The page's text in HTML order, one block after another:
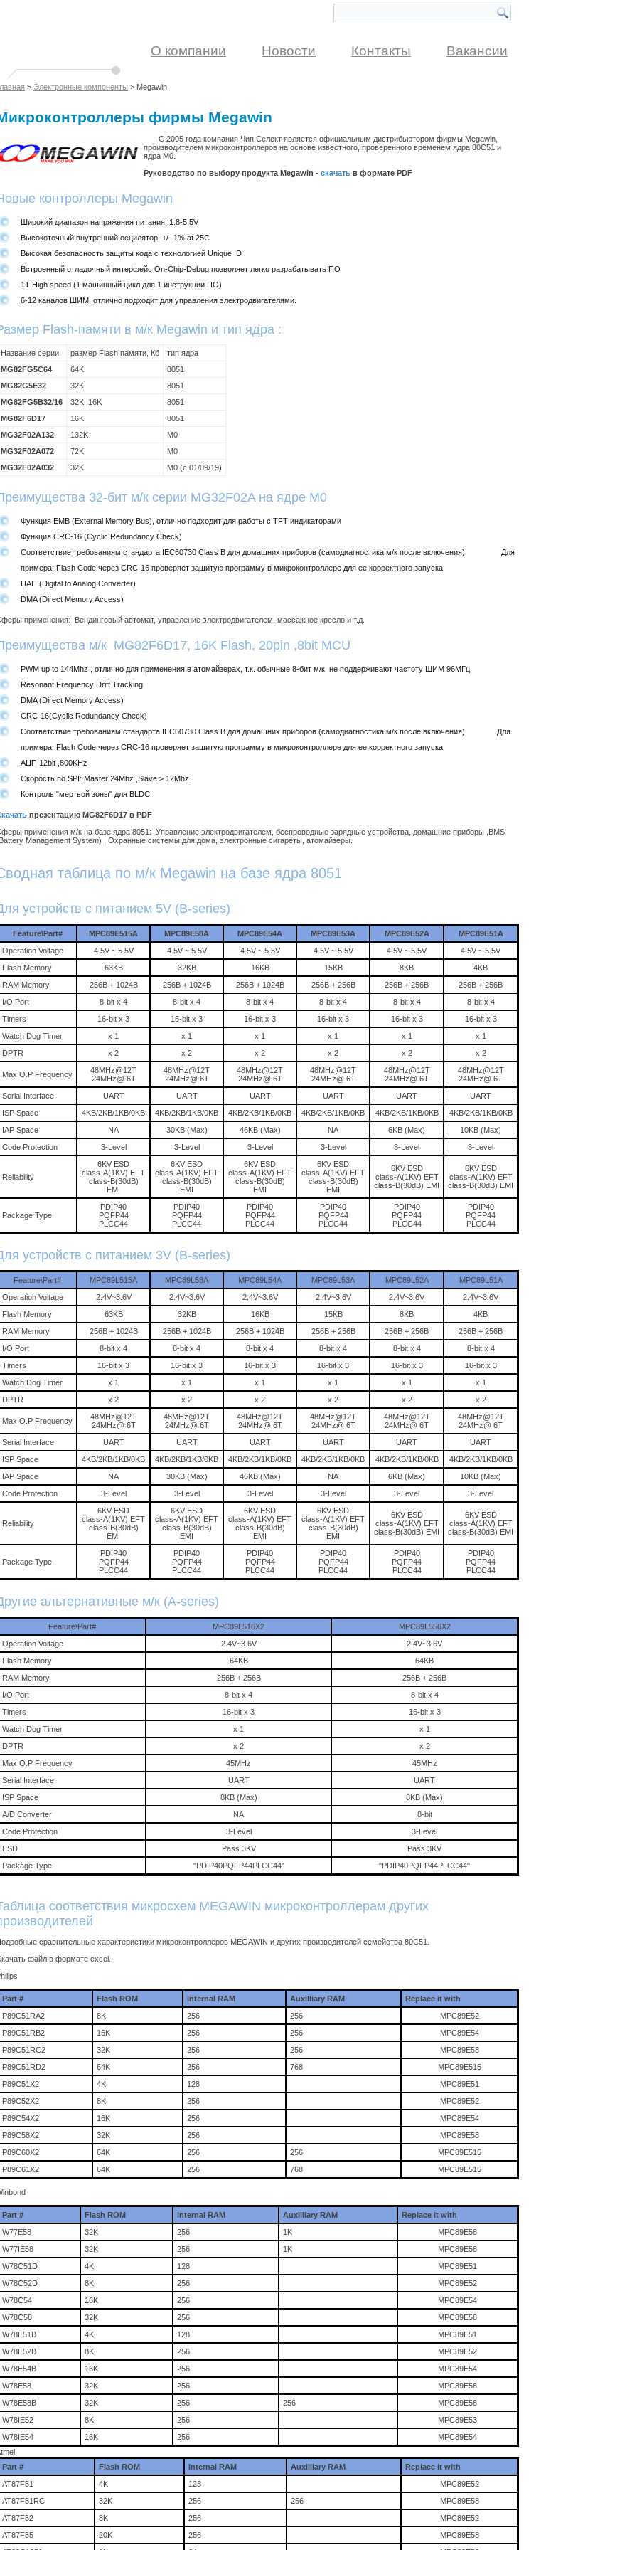
О компании Новости Контакты Вакансии
> Электронные компоненты > Megawin
фирмы Megawin
С 2005 года компания Чип Селект является официальным дистрибьютором фирмы Megawin,
производителем микроконтроллеров на основе известного, проверенного временем ядра 80С51 и
ядра M0.
Руководство по выбору продукта Megawin - скачать в формате PDF
контроллеры Megawin
Широкий диапазон напряжения питания :1.8-5.5V
Высокоточный внутренний осцилятор: +/- 1% at 25C
Высокая безопасность защиты кода с технологией Unique ID
Встроенный отладочный интерфейс On-Chip-Debug позволяет легко разрабатывать ПО
1T High speed (1 машинный цикл для 1 инструкции ПО)
6-12 каналов ШИМ, отлично подходит для управления электродвигателями.
Flash-памяти в м/к Megawin и тип ядра :
Название серии размер Flash памяти, Кб
тип ядра
MG82FG5C64
64K
8051
MG82G5E32
32K
8051
MG82FG5B32/16
32K ,16K
8051
MG82F6D17
16K
8051
MG32F02A132
132K
M0
MG32F02A072
72K
M0
MG32F02A032
32K M0 (с 01/09/19)
32-бит м/к серии MG32F02A на ядре M0
Функция EMB (External Memory Bus), отлично подходит для работы с TFT индикаторами
Функция CRC-16 (Cyclic Redundancy Check)
Соответствие требованиям стандарта IEC60730 Class B для домашних приборов (самодиагностика м/к после включения). Для
примера: Flash Code через CRC-16 проверяет зашитую программу в микроконтроллере для ее корректного запуска
ЦАП (Digital to Analog Converter)
DMA (Direct Memory Access)
применения: Вендинговый автомат, управление электродвигателем, массажное кресло и т.д.
м/к MG82F6D17, 16K Flash, 20pin ,8bit MCU
PWM up to 144Mhz , отлично для применения в атомайзерах, т.к. обычные 8-бит м/к не поддерживают частоту ШИМ 96МГц
Resonant Frequency Drift Tracking
DMA (Direct Memory Access)
CRC-16(Cyclic Redundancy Check)
Соответствие требованиям стандарта IEC60730 Class B для домашних приборов (самодиагностика м/к после включения). Для
примера: Flash Code через CRC-16 проверяет зашитую программу в микроконтроллере для ее корректного запуска
АЦП 12bit ,800KHz
Скорость по SPI: Master 24Mhz ,Slave > 12Mhz
Контроль "мертвой зоны" для BLDC
презентацию MG82F6D17 в PDF
применения м/к на базе ядра 8051: Управление электродвигателем, беспроводные зарядные устройства, домашние приборы ,BMS
Management System) , Охранные системы для дома, электронные сигареты, атомайзеры.
таблица по м/к Megawin на базе ядра 8051
устройств с питанием 5V (B-series)
Feature\Part# MPC89E515A MPC89E58A MPC89E54A MPC89E53A MPC89E52A
MPC89E51A
Operation Voltage
4.5V ~ 5.5V 4.5V ~ 5.5V 4.5V ~ 5.5V 4.5V ~ 5.5V 4.5V ~ 5.5V
4.5V ~ 5.5V
Flash Memory
63KB 32KB 16KB 15KB 8KB
4KB
RAM Memory
256B + 1024B 256B + 1024B 256B + 1024B 256B + 256B 256B + 256B
256B + 256B
I/O Port
8-bit x 4 8-bit x 4 8-bit x 4 8-bit x 4 8-bit x 4
8-bit x 4
Timers
16-bit x 3 16-bit x 3 16-bit x 3 16-bit x 3 16-bit x 3
16-bit x 3
Watch Dog Timer
x 1 x 1 x 1 x 1 x 1
x 1
DPTR
x 2 x 2 x 2 x 2 x 2 x 2
Max O.P Frequency
48MHz@12T
24MHz@ 6T
48MHz@12T
24MHz@ 6T
48MHz@12T
24MHz@ 6T
48MHz@12T
24MHz@ 6T
48MHz@12T
24MHz@ 6T
48MHz@12T
24MHz@ 6T
Serial Interface
UART UART UART UART UART
UART
ISP Space
4KB/2KB/1KB/0KB 4KB/2KB/1KB/0KB 4KB/2KB/1KB/0KB 4KB/2KB/1KB/0KB 4KB/2KB/1KB/0KB
4KB/2KB/1KB/0KB
IAP Space
NA 30KB (Max) 46KB (Max) NA 6KB (Max)
10KB (Max)
Code Protection
3-Level 3-Level 3-Level 3-Level 3-Level 3-Level
Reliability
6KV ESD
class-A(1KV) EFT
class-B(30dB)
EMI
6KV ESD
class-A(1KV) EFT
class-B(30dB)
EMI
6KV ESD
class-A(1KV) EFT
class-B(30dB)
EMI
6KV ESD
class-A(1KV) EFT
class-B(30dB)
EMI
6KV ESD
class-A(1KV) EFT
class-B(30dB) EMI
6KV ESD
class-A(1KV) EFT
class-B(30dB) EMI
Package Type
PDIP40
PQFP44
PLCC44
PDIP40
PQFP44
PLCC44
PDIP40
PQFP44
PLCC44
PDIP40
PQFP44
PLCC44
PDIP40
PQFP44
PLCC44
PDIP40
PQFP44
PLCC44
устройств с питанием 3V (B-series)
Feature\Part# MPC89L515A MPC89L58A MPC89L54A MPC89L53A MPC89L52A
MPC89L51A
Operation Voltage
2.4V~3.6V 2.4V~3.6V 2.4V~3.6V 2.4V~3.6V 2.4V~3.6V
2.4V~3.6V
Flash Memory
63KB 32KB 16KB 15KB 8KB
4KB
RAM Memory
256B + 1024B 256B + 1024B 256B + 1024B 256B + 256B 256B + 256B
256B + 256B
I/O Port
8-bit x 4 8-bit x 4 8-bit x 4 8-bit x 4 8-bit x 4
8-bit x 4
Timers
16-bit x 3 16-bit x 3 16-bit x 3 16-bit x 3 16-bit x 3
16-bit x 3
Watch Dog Timer
x 1 x 1 x 1 x 1 x 1
x 1
DPTR
x 2 x 2 x 2 x 2 x 2 x 2
Max O.P Frequency
48MHz@12T
24MHz@ 6T
48MHz@12T
24MHz@ 6T
48MHz@12T
24MHz@ 6T
48MHz@12T
24MHz@ 6T
48MHz@12T
24MHz@ 6T
48MHz@12T
24MHz@ 6T
Serial Interface
UART UART UART UART UART
UART
ISP Space
4KB/2KB/1KB/0KB 4KB/2KB/1KB/0KB 4KB/2KB/1KB/0KB 4KB/2KB/1KB/0KB 4KB/2KB/1KB/0KB
4KB/2KB/1KB/0KB
IAP Space
NA 30KB (Max) 46KB (Max) NA 6KB (Max)
10KB (Max)
Code Protection
3-Level 3-Level 3-Level 3-Level 3-Level 3-Level
Reliability
6KV ESD
class-A(1KV) EFT
class-B(30dB)
EMI
6KV ESD
class-A(1KV) EFT
class-B(30dB)
EMI
6KV ESD
class-A(1KV) EFT
class-B(30dB)
EMI
6KV ESD
class-A(1KV) EFT
class-B(30dB)
EMI
6KV ESD
class-A(1KV) EFT
class-B(30dB) EMI
6KV ESD
class-A(1KV) EFT
class-B(30dB) EMI
Package Type
PDIP40
PQFP44
PLCC44
PDIP40
PQFP44
PLCC44
PDIP40
PQFP44
PLCC44
PDIP40
PQFP44
PLCC44
PDIP40
PQFP44
PLCC44
PDIP40
PQFP44
PLCC44
альтернативные м/к (A-series)
Feature\Part# MPC89L516X2
MPC89L556X2
Operation Voltage
2.4V~3.6V
2.4V~3.6V
Flash Memory
64KB
64KB
RAM Memory
256B + 256B
256B + 256B
I/O Port
8-bit x 4
8-bit x 4
Timers
16-bit x 3
16-bit x 3
Watch Dog Timer
x 1
x 1
DPTR
x 2
x 2
Max O.P Frequency
45MHz
45MHz
Serial Interface
UART
UART
ISP Space
8KB (Max)
8KB (Max)
A/D Converter
NA
8-bit
Code Protection
3-Level
3-Level
ESD
Pass 3KV
Pass 3KV
Package Type
"PDIP40PQFP44PLCC44" "PDIP40PQFP44PLCC44"
соответствия микросхем MEGAWIN микроконтроллерам других
сравнительные характеристики микроконтроллеров MEGAWIN и других производителей семейства 80С51.
файл в формате excel.
Part # Flash ROM Internal RAM Auxilliary RAM
Replace it with
P89C51RA2
8K 256 256
MPC89E52
P89C51RB2
16K 256 256
MPC89E54
P89C51RC2
32K 256 256
MPC89E58
P89C51RD2
64K 256 768
MPC89E515
P89C51X2
4K 128
MPC89E51
P89C52X2
8K 256
MPC89E52
P89C54X2
16K 256
MPC89E54
P89C58X2
32K 256
MPC89E58
P89C60X2
64K 256 256
MPC89E515
P89C61X2
64K 256 768 MPC89E515
Part # Flash ROM Internal RAM Auxilliary RAM
Replace it with
W77E58
32K 256 1K
MPC89E58
W77IE58
32K 256 1K
MPC89E58
W78C51D
4K 128
MPC89E51
W78C52D
8K 256
MPC89E52
W78C54
16K 256
MPC89E54
W78C58
32K 256
MPC89E58
W78E51B
4K 128
MPC89E51
W78E52B
8K 256
MPC89E52
W78E54B
16K 256
MPC89E54
W78E58
32K 256
MPC89E58
W78E58B
32K 256 256
MPC89E58
W78IE52
8K 256
MPC89E53
W78IE54
16K 256
MPC89E54
Part #
Flash ROM Internal RAM Auxilliary RAM
Replace it with
AT87F51
4K 128
MPC89E52
AT87F51RC
32K 256 256
MPC89E58
AT87F52
8K 256
MPC89E52
AT87F55
20K 256
MPC89E58